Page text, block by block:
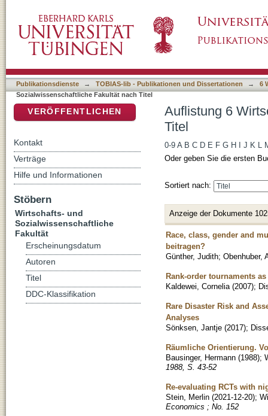
Publikationsdienste → TOBIAS-lib - Publikationen und Dissertationen →
6
Sozialwissenschaftliche Fakultät nach Titel
Auflistung 6
Titel
0-9 A B C D E F G H J K L
Oder geben Sie die ersten
Sortiert nach:
Anzeige der Dokumente
Race, class, gender and
beitragen?
Günther, Judith; Obenhuber,
Rank-order tournaments
Kaldewei, Cornelia (2007);
Rare Disaster Risk and
Analyses
Sönksen, Jantje (2017);
Räumliche Orientierung.
Bausinger, Hermann (1988);
1988, S. 43-52
Re-evaluating RCTs with
Stein, Merlin (2021-12-20);
Economics ; No. 152
VERÖFFENTLICHEN
Kontakt
Verträge
Hilfe und Informationen
Stöbern
Wirtschafts- und
Sozialwissenschaftliche
Fakultät
Erscheinungsdatum
Autoren
Titel
DDC-Klassifikation